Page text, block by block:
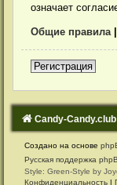
означает
Общие правила
Регистрация
Candy-Candy.club
Создано на основе
Русская поддержка
Style: Green-Style by
Конфиденциальность |